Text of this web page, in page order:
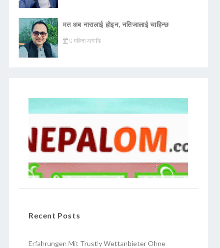
मत अब नारालाई होइन, नतिजालाई चाहिन्छ
७ महिना अगाडि
Recent Posts
Erfahrungen Mit Trustly Wettanbieter Ohne